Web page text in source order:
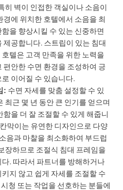
히 벽이 인접한 객실이나 소음이
에 위치한 호텔에서 소음을 최
을 향상시킬 수 있는 신중하면
공합니다. 스트립이 있는 침대
텔은 고객 만족을 위한 노력을
편안한 수면 환경을 조성하여 긍
이어질 수 있습니다.
: 수면 자세를 맞춤 설정할 수 있
최근 몇 년 동안 큰 인기를 얻으며
을 더 잘 조절할 수 있게 해줍니
막이는 유연한 디자인으로 다양
음과 마찰을 최소화하여 부드럽
장하므로 조절식 침대 프레임을
. 따라서 파트너를 방해하거나
지 않고 쉽게 자세를 조절할 수
청 또는 작업을 선호하는 분들에